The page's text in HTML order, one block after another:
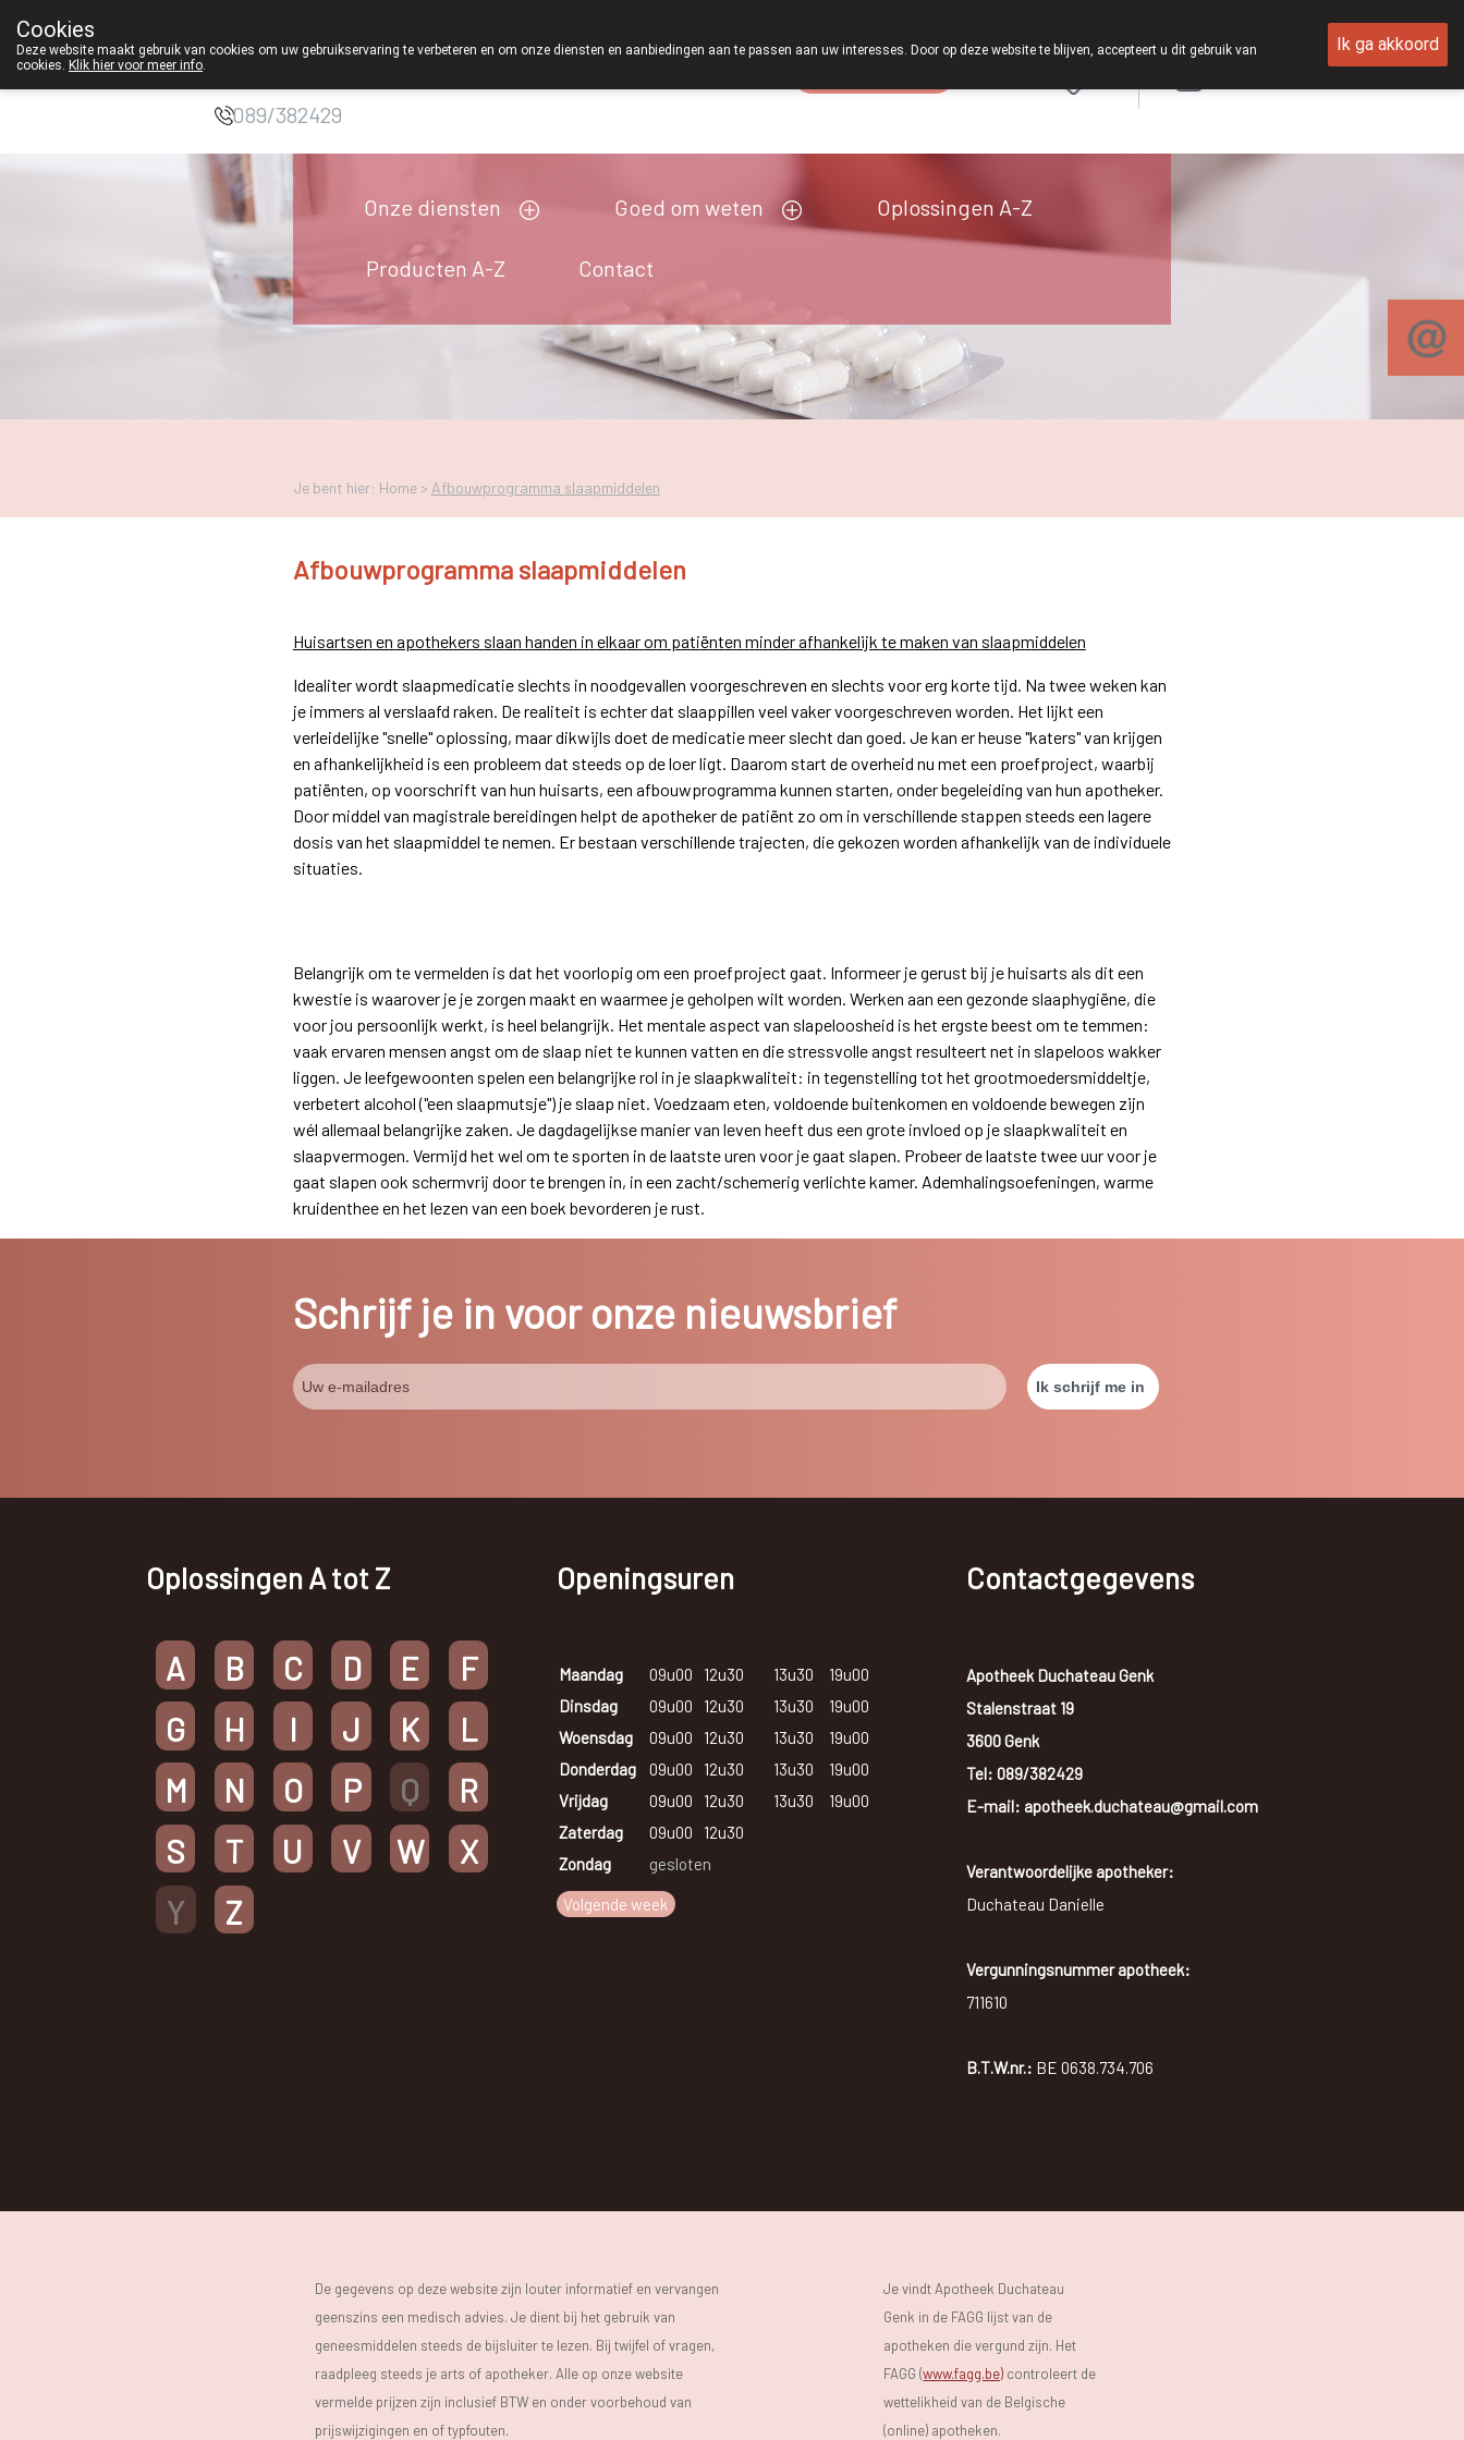
Apotheek
089/382429
Onze diensten Goed om weten Oplossingen A-Z
Producten A-Z Contact
Je bent hier: Home > Afbouwprogramma slaapmiddelen
Afbouwprogramma slaapmiddelen
Huisartsen en apothekers slaan handen in elkaar om patiënten minder afhankelijk te maken van slaapmiddelen
Idealiter wordt slaapmedicatie slechts in noodgevallen voorgeschreven en slechts voor erg korte tijd. Na twee weken kan
je immers al verslaafd raken. De realiteit is echter dat slaappillen veel vaker voorgeschreven worden. Het lijkt een
verleidelijke "snelle" oplossing, maar dikwijls doet de medicatie meer slecht dan goed. Je kan er heuse "katers" van krijgen
en afhankelijkheid is een probleem dat steeds op de loer ligt. Daarom start de overheid nu met een proefproject, waarbij
patiënten, op voorschrift van hun huisarts, een afbouwprogramma kunnen starten, onder begeleiding van hun apotheker.
Door middel van magistrale bereidingen helpt de apotheker de patiënt zo om in verschillende stappen steeds een lagere
dosis van het slaapmiddel te nemen. Er bestaan verschillende trajecten, die gekozen worden afhankelijk van de individuele
situaties.
Belangrijk om te vermelden is dat het voorlopig om een proefproject gaat. Informeer je gerust bij je huisarts als dit een
kwestie is waarover je je zorgen maakt en waarmee je geholpen wilt worden. Werken aan een gezonde slaaphygiëne, die
voor jou persoonlijk werkt, is heel belangrijk. Het mentale aspect van slapeloosheid is het ergste beest om te temmen:
vaak ervaren mensen angst om de slaap niet te kunnen vatten en die stressvolle angst resulteert net in slapeloos wakker
liggen. Je leefgewoonten spelen een belangrijke rol in je slaapkwaliteit: in tegenstelling tot het grootmoedersmiddeltje,
verbetert alcohol ("een slaapmutsje") je slaap niet. Voedzaam eten, voldoende buitenkomen en voldoende bewegen zijn
wél allemaal belangrijke zaken. Je dagdagelijkse manier van leven heeft dus een grote invloed op je slaapkwaliteit en
slaapvermogen. Vermijd het wel om te sporten in de laatste uren voor je gaat slapen. Probeer de laatste twee uur voor je
gaat slapen ook schermvrij door te brengen in, in een zacht/schemerig verlichte kamer. Ademhalingsoefeningen, warme
kruidenthee en het lezen van een boek bevorderen je rust.
Schrijf je in voor onze nieuwsbrief
Oplossingen A tot Z
A B C D E
F
G
H I J K
L
M
N O P Q
R
S
T U V W
X
Y
Z
Openingsuren
Maandag 09u00 12u30 13u30
19u00
Dinsdag
09u00 12u30 13u30
19u00
Woensdag
09u00 12u30 13u30
19u00
Donderdag
09u00 12u30 13u30
19u00
Vrijdag
09u00 12u30 13u30
19u00
Zaterdag
09u00
12u30
Zondag
gesloten
Volgende week
Contactgegevens
Apotheek Duchateau Genk
Stalenstraat 19
3600 Genk
Tel: 089/382429
E-mail: apotheek.duchateau@gmail.com
Verantwoordelijke apotheker:
Duchateau Danielle
Vergunningsnummer apotheek:
711610
B.T.W.nr.: BE 0638.734.706
De gegevens op deze website zijn louter informatief en vervangen
geenszins een medisch advies. Je dient bij het gebruik van
geneesmiddelen steeds de bijsluiter te lezen. Bij twijfel of vragen,
raadpleeg steeds je arts of apotheker. Alle op onze website
vermelde prijzen zijn inclusief BTW en onder voorbehoud van
prijswijzigingen en of typfouten.
Je vindt Apotheek Duchateau
Genk in de FAGG lijst van de
apotheken die vergund zijn. Het
FAGG (www.fagg.be) controleert de
wettelikheid van de Belgische
(online) apotheken.
Cookies
Deze website maakt gebruik van cookies om uw gebruikservaring te verbeteren en om onze diensten en aanbiedingen aan te passen aan uw interesses. Door op deze website te blijven, accepteert u dit gebruik van
cookies. Klik hier voor meer info.
Ik ga akkoord